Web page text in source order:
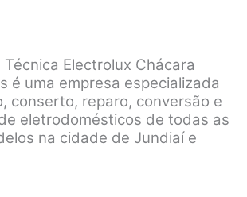
Electrolux Chácara
é uma empresa especializada
conserto, reparo, conversão e
eletrodomésticos de todas as
na cidade de Jundiaí e